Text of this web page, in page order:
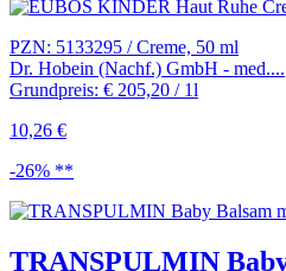
PZN: 5133295 / Creme, 50 ml
Dr. Hobein (Nachf.) GmbH - med....
Grundpreis: € 205,20 / 1l
10,26 €
-26% **
TRANSPULMIN